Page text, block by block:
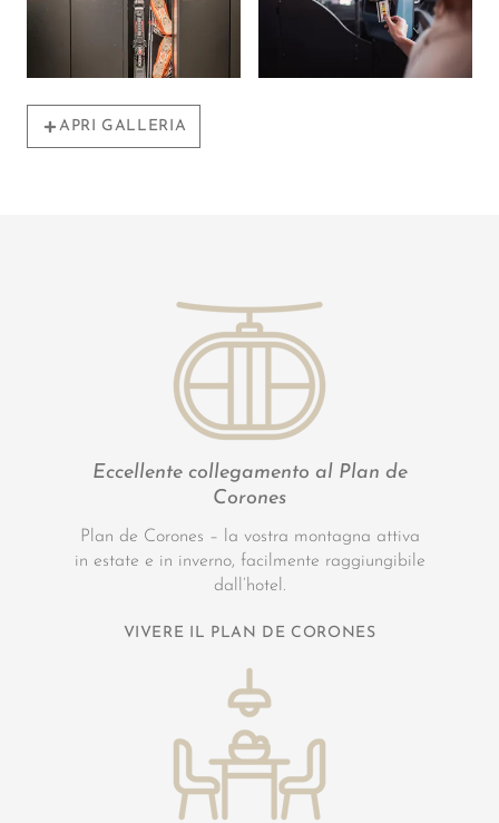
APRI GALLERIA
Eccellente collegamento al Plan de
Corones
Plan de Corones – la vostra montagna attiva
in estate e in inverno, facilmente raggiungibile
dall’hotel.
VIVERE IL PLAN DE CORONES